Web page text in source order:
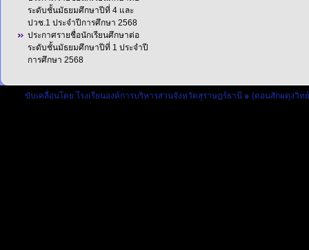
ระดับชั้นมัธยมศึกษาปีที่ 4 และ
ปวช.1 ประจำปีการศึกษา 2568
ประกาศรายชื่อนักเรียนศึกษาต่อ
ระดับชั้นมัธยมศึกษาปีที่ 1 ประจำปี
การศึกษา 2568
ขับเคลื่อนโดย โรงเรียนองค์การบริหารส่วนจังหวัดสุราษฎร์ธานี ๑ (ดอนสักผดุงวิท